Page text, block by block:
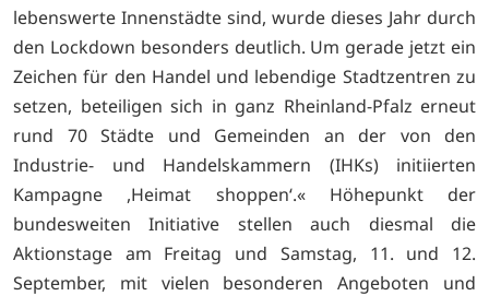
lebenswerte Innenstädte sind, wurde dieses Jahr durch
den Lockdown besonders deutlich. Um gerade jetzt ein
Zeichen für den Handel und lebendige Stadtzentren zu
setzen, beteiligen sich in ganz Rheinland-Pfalz erneut
rund 70 Städte und Gemeinden an der von den
Industrie- und Handelskammern (IHKs) initiierten
Kampagne ,Heimat shoppen‘.« Höhepunkt der
bundesweiten Initiative stellen auch diesmal die
Aktionstage am Freitag und Samstag, 11. und 12.
September, mit vielen besonderen Angeboten und